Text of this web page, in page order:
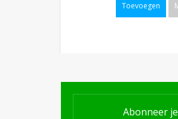
Toevoegen
Abonneer